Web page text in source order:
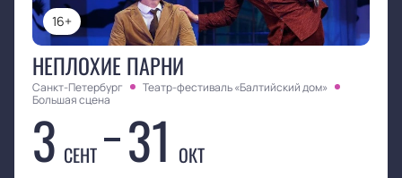
16+
НЕПЛОХИЕ ПАРНИ
Санкт-Петербург
Театр-фестиваль «Балтийский дом»
Большая сцена
3 СЕНТ 31 ОКТ